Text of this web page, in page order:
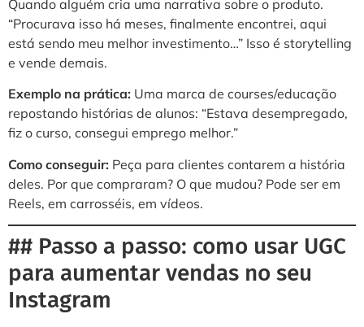
Quando alguém cria uma narrativa sobre o produto.
“Procurava isso há meses, finalmente encontrei, aqui
está sendo meu melhor investimento…” Isso é storytelling
e vende demais.
Exemplo na prática: Uma marca de courses/educação
repostando histórias de alunos: “Estava desempregado,
fiz o curso, consegui emprego melhor.”
Como conseguir: Peça para clientes contarem a história
deles. Por que compraram? O que mudou? Pode ser em
Reels, em carrosséis, em vídeos.
## Passo a passo: como usar UGC
para aumentar vendas no seu
Instagram